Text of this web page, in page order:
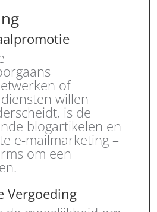
of
willen
is de
blogartikelen en
e-mailmarketing –
om een
Vergoeding